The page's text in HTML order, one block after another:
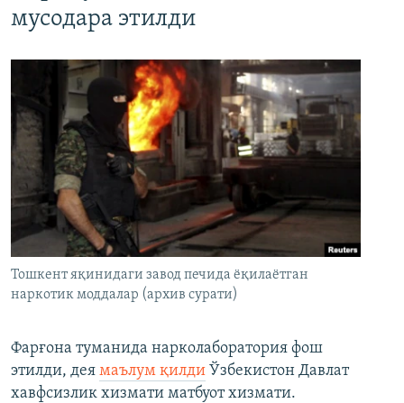
мусодара этилди
Тошкент яқинидаги завод печида ёқилаётган
наркотик моддалар (архив сурати)
Фарғона туманида нарколаборатория фош
этилди, дея маълум қилди Ўзбекистон Давлат
хавфсизлик хизмати матбуот хизмати.